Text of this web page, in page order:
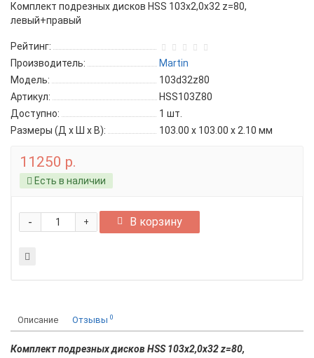
Комплект подрезных дисков HSS 103x2,0x32 z=80,
левый+правый
Рейтинг:
Производитель:
Martin
Модель:
103d32z80
Артикул:
HSS103Z80
Доступно:
1 шт.
Размеры (Д x Ш x В):
103.00 x 103.00 x 2.10 мм
11250 р.
Есть в наличии
+
- В корзину
Описание Отзывы 0
Комплект подрезных дисков HSS 103x2,0x32 z=80,